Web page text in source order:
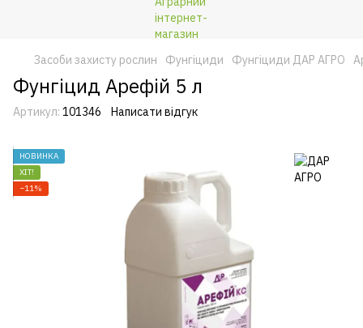
Засоби захисту рослин Фунгіциди Фунгіциди ДАР АГРО
Фунгіцид Арефій 5 л
Артикул: 101346 Написати відгук
НОВИНКА
ХІТ!
−11%